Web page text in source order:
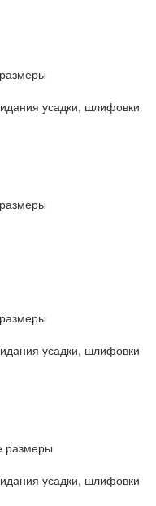
усадки, шлифовки
усадки, шлифовки
размеры
усадки, шлифовки